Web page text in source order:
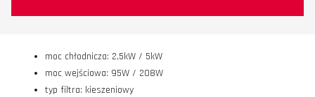
moc chłodnicza: 2,5kW / 5kW
moc wejściowa: 95W / 208W
typ filtra: kieszeniowy